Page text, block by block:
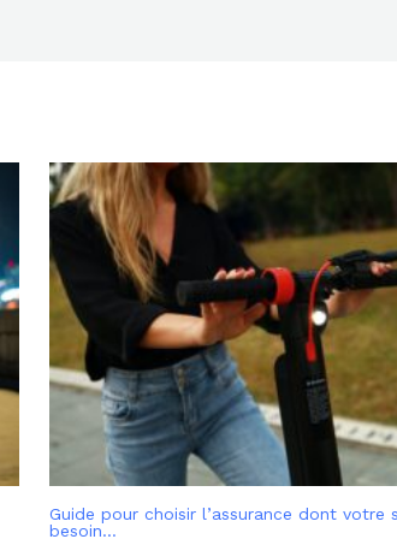
Guide pour choisir l’assurance dont votre
besoin…